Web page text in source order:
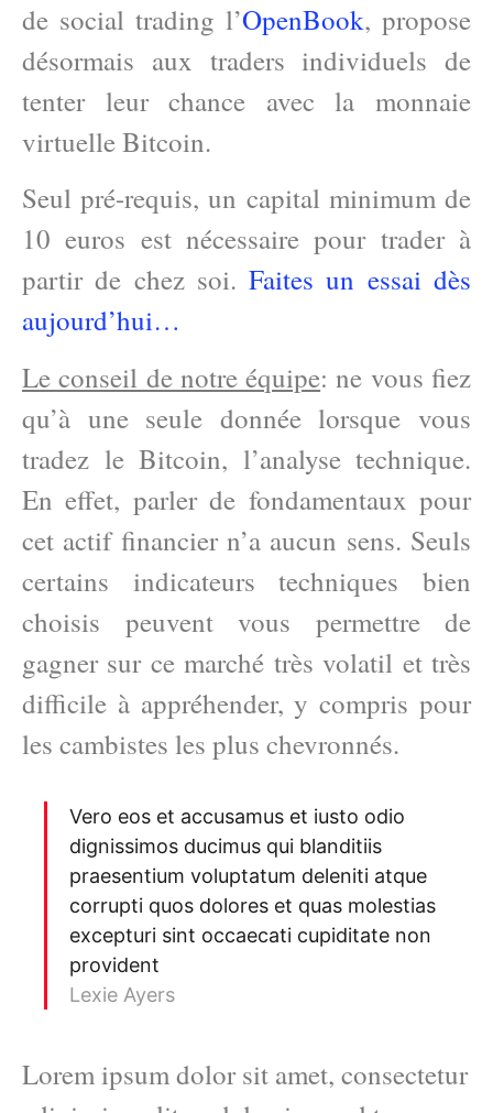
de social trading l’OpenBook, propose
désormais aux traders individuels de
tenter leur chance avec la monnaie
virtuelle Bitcoin.
Seul pré-requis, un capital minimum de
10 euros est nécessaire pour trader à
partir de chez soi.Faites un essai dès
aujourd’hui…
Le conseil de notre équipe: ne vous fiez
qu’à une seule donnée lorsque vous
tradez le Bitcoin, l’analyse technique.
En effet, parler de fondamentaux pour
cet actif financier n’a aucun sens. Seuls
certains indicateurs techniques bien
choisis peuvent vous permettre de
gagner sur ce marché très volatil et très
difficile à appréhender, y compris pour
les cambistes les plus chevronnés.
Vero eos et accusamus et iusto odio
dignissimos ducimus qui blanditiis
praesentium voluptatum deleniti atque
corrupti quos dolores et quas molestias
excepturi sint occaecati cupiditate non
provident
Lexie Ayers
Lorem ipsum dolor sit amet, consectetur